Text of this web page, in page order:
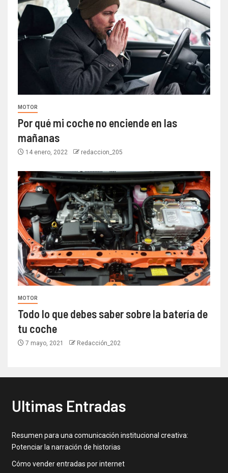
MOTOR
Por qué mi coche no enciende en las
mañanas
14 enero, 2022 redaccion_205
MOTOR
Todo lo que debes saber sobre la batería de
tu coche
7 mayo, 2021 Redacción_202
Ultimas Entradas
Resumen para una comunicación institucional creativa:
Potenciar la narración de historias
Cómo vender entradas por internet